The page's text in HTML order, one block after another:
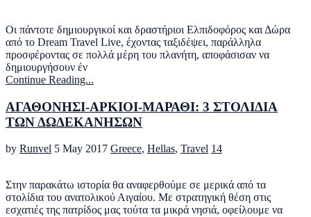
Οι πάντοτε δημιουργικοί και δραστήριοι Eλπιδoφόρος και Δώρα
από το Dream Travel Live, έχοντας ταξιδέψει, παράλληλα
προσφέρoντας σε πολλά μέρη του πλανήτη, αποφάσισαν να
δημιουργήσουν έν
Continue Reading...
ΑΓΑΘΟΝΗΣΙ-ΑΡΚΙΟΙ-ΜΑΡΑΘΙ: 3 ΣΤΟΛΙΔΙΑ
ΤΩΝ ΔΩΔΕΚΑΝΗΣΩΝ
by Runvel 5 May 2017 Greece, Hellas, Travel 14
Στην παρακάτω ιστορία θα αναφερθούμε σε μερικά από τα
στολίδια του ανατολικού Αιγαίου. Με στρατηγική θέση στις
εσχατιές της πατρίδος μας τούτα τα μικρά νησιά, οφείλουμε να